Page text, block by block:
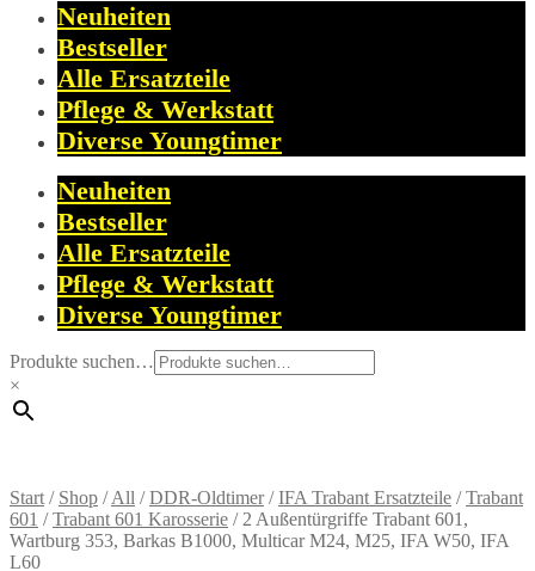
Neuheiten
Bestseller
Alle Ersatzteile
Pflege & Werkstatt
Diverse Youngtimer
Neuheiten
Bestseller
Alle Ersatzteile
Pflege & Werkstatt
Diverse Youngtimer
Produkte suchen…
×
Start / Shop /All /DDR-Oldtimer/IFA Trabant Ersatzteile /Trabant
601 /Trabant 601 Karosserie / 2 Außentürgriffe Trabant 601,
Wartburg 353, Barkas B1000, Multicar M24, M25, IFA W50, IFA
L60